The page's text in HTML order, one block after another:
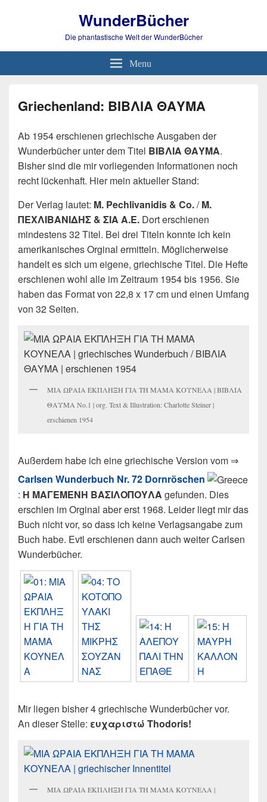
WunderBücher
Die phantastische Welt der WunderBücher
Menu
Griechenland: ΒΙΒΛΙΑ ΘΑΥΜΑ
Ab 1954 erschienen griechische Ausgaben der
Wunderbücher unter dem Titel ΒΙΒΛΙΑ ΘΑΥΜΑ.
Bisher sind die mir vorliegenden Informationen noch
recht lückenhaft. Hier mein aktueller Stand:
Der Verlag lautet: M. Pechlivanidis & Co./Μ.
ΠΕΧΛΙΒΑΝΙΔΗΣ & ΣΙΑ Α.Ε. Dort erschienen
mindestens 32 Titel. Bei drei Titeln konnte ich kein
amerikanisches Orginal ermitteln. Möglicherweise
handelt es sich um eigene, griechische Titel. Die Hefte
erschienen wohl alle im Zeitraum 1954 bis 1956. Sie
haben das Format von 22,8 x 17 cm und einen Umfang
von 32 Seiten.
ΜΙΑ ΩΡΑΙΑ ΕΚΠΛΗΞΗ ΓΙΑ ΤΗ ΜΑΜΑ ΚΟΥΝΕΛΑ | ΒΙΒΛΙΑ
ΘΑΥΜΑ No.1 | org. Text & Illustration: Charlotte Steiner |
erschienen 1954
Außerdem habe ich eine griechische Version vom ⇒
Carlsen Wunderbuch Nr. 72 Dornröschen
: Η ΜΑΓΕΜΕΝΗ ΒΑΣΙΛΟΠΟΥΛΑ gefunden. Dies
erschien im Orginal aber erst 1968. Leider liegt mir das
Buch nicht vor, so dass ich keine Verlagsangabe zum
Buch habe. Evtl erschienen dann auch weiter Carlsen
Wunderbücher.
Mir liegen bisher 4 griechische Wunderbücher vor.
An dieser Stelle: ευχαριστώ Thodoris!
ΜΙΑ ΩΡΑΙΑ ΕΚΠΛΗΞΗ ΓΙΑ ΤΗ ΜΑΜΑ ΚΟΥΝΕΛΑ |